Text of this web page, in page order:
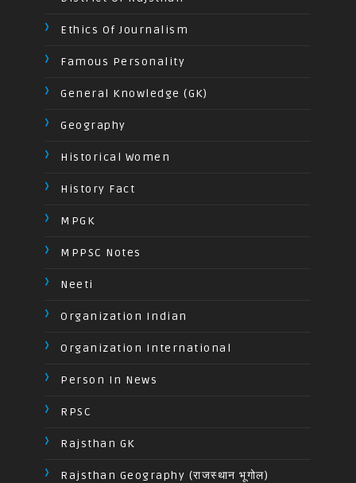
Ethics Of Journalism
Famous Personality
General Knowledge (GK)
Geography
Historical Women
History Fact
MPGK
MPPSC Notes
Neeti
Organization Indian
Organization International
Person In News
RPSC
Rajsthan GK
Rajsthan Geography (राजस्थान भूगोल)